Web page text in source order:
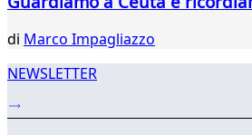
di Marco Impagliazzo
NEWSLETTER